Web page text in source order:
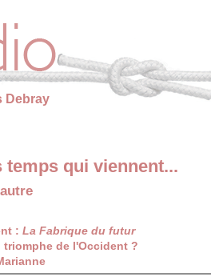
Debray
temps qui viennent...
: La Fabrique du futur
de l'Occident ?